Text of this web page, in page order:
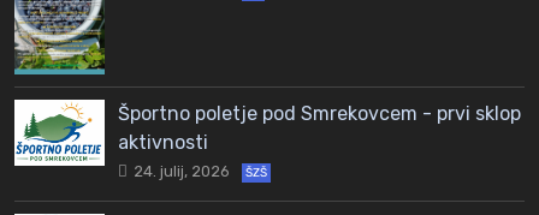
Športno poletje pod Smrekovcem - prvi sklop
aktivnosti
24. julij, 2026 ŠZŠ